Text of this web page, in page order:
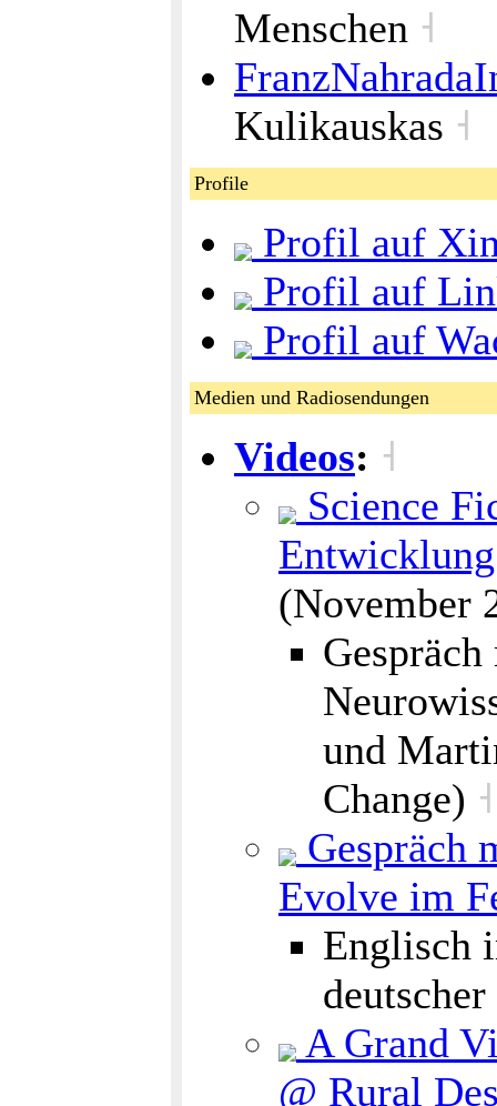
Menschen ˧
Kulikauskas ˧
Profile
Profil auf
Profil auf
Profil auf
Medien und Radiosendungen
Videos: ˧
Science
(November
und
Change) ˧
Gespräch
Evolve im
Englisch
A Grand
@ Rural